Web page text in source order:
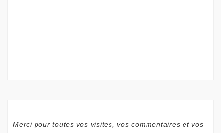
Merci pour toutes vos visites, vos commentaires et vos